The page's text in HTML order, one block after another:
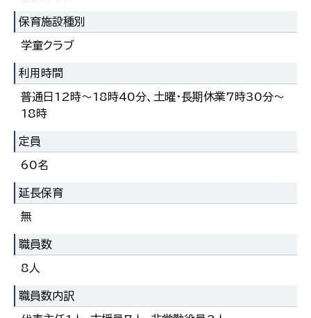
保育施設種別
学童クラブ
利用時間
普通日12時～18時40分、土曜・長期休業7時30分～
18時
定員
60名
延長保育
無
職員数
8人
職員数内訳